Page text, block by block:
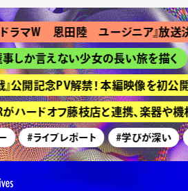
Ｗ 恩田陸 ユージニア』放送決定
言えない少女の長い旅を描く
記念PV解禁！ 本編映像を初公開
ドオフ藤枝店と連携、楽器や機材
#ライブレポート #学びが深い #